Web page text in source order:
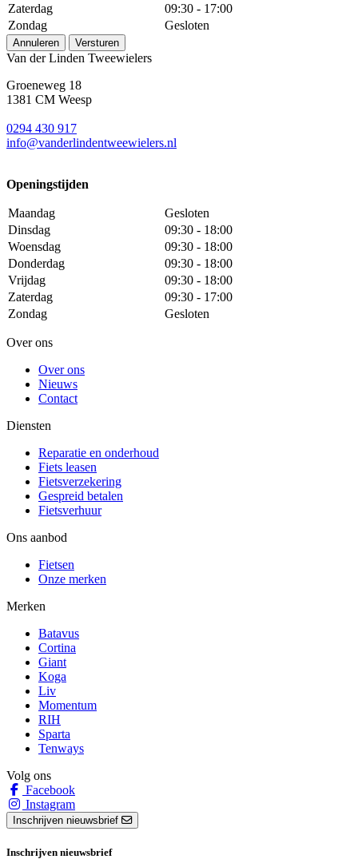
Zaterdag
09:30 - 17:00
Zondag
Gesloten
Annuleren Versturen
Van der Linden Tweewielers
Groeneweg 18
1381 CM Weesp
0294 430 917
info@vanderlindentweewielers.nl
Openingstijden
Maandag
Gesloten
Dinsdag
09:30 - 18:00
Woensdag
09:30 - 18:00
Donderdag
09:30 - 18:00
Vrijdag
09:30 - 18:00
Zaterdag
09:30 - 17:00
Zondag
Gesloten
Over ons
Over ons
Nieuws
Contact
Diensten
Reparatie en onderhoud
Fiets leasen
Fietsverzekering
Gespreid betalen
Fietsverhuur
Ons aanbod
Fietsen
Onze merken
Merken
Batavus
Cortina
Giant
Koga
Liv
Momentum
RIH
Sparta
Tenways
Volg ons
Facebook
Instagram
Inschrijven nieuwsbrief
Inschrijven nieuwsbrief